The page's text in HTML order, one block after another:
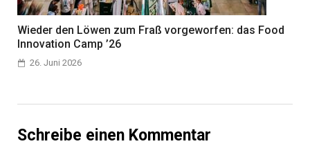
Wieder den Löwen zum Fraß vorgeworfen: das Food
Innovation Camp ’26
26. Juni 2026
Schreibe einen Kommentar